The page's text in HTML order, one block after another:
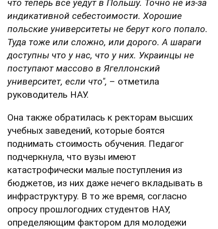
что теперь все уедут в Польшу. Точно не из-за
индикативной себестоимости. Хорошие
польские университеты не берут кого попало.
Туда тоже или сложно, или дорого. А шараги
доступны что у нас, что у них. Украинцы не
поступают массово в Ягеллонский
университет, если что", – отметила
руководитель НАУ.
Она также обратилась к ректорам высших
учебных заведений, которые боятся
поднимать стоимость обучения. Педагог
подчеркнула, что вузы имеют
катастрофически малые поступления из
бюджетов, из них даже нечего вкладывать в
инфраструктуру. В то же время, согласно
опросу прошлогодних студентов НАУ,
определяющим фактором для молодежи